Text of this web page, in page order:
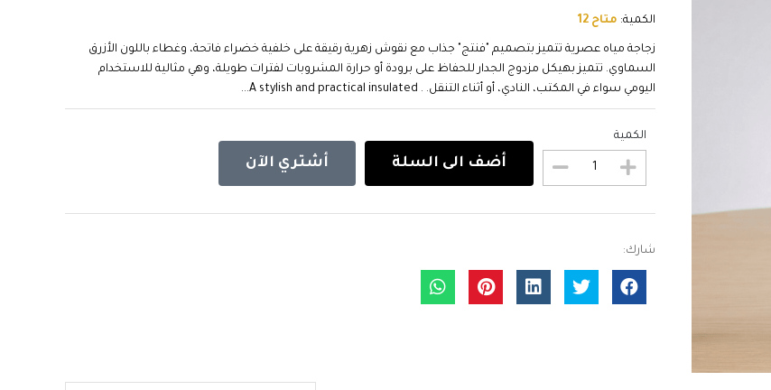
الكمية: متاح 12
زجاجة مياه عصرية تتميز بتصميم "فنتج" جذاب مع نقوش زهرية رقيقة على خلفية خضراء فاتحة، وغطاء باللون الأزرق
السماوي. تتميز بهيكل مزدوج الجدار للحفاظ على برودة أو حرارة المشروبات لفترات طويلة، وهي مثالية للاستخدام
اليومي سواء في المكتب، النادي، أو أثناء التنقل. . A stylish and practical insulated...
الكمية
أضف الى السلة أشتري الآن
شارك: